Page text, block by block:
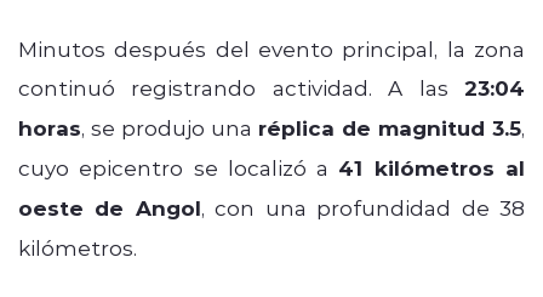
Minutos después del evento principal, la zona
continuó registrando actividad. A las 23:04
horas, se produjo una réplica de magnitud 3.5,
cuyo epicentro se localizó a 41 kilómetros al
oeste de Angol, con una profundidad de 38
kilómetros.